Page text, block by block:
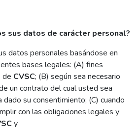
sus datos de carácter personal?
datos personales basándose en
bases legales: (A) fines
de CVSC; (B) según sea necesario
un contrato del cual usted sea
dado su consentimiento; (C) cuando
con las obligaciones legales y
y